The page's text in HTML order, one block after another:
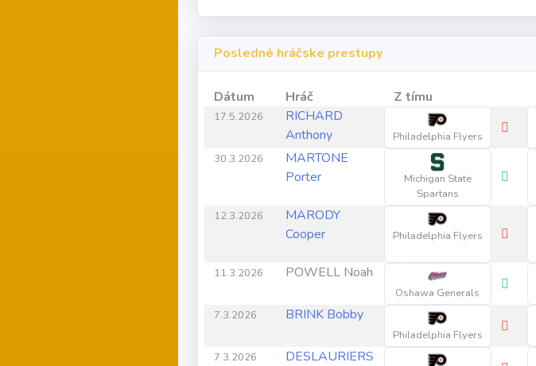
Posledné hráčske prestupy
Dátum Hráč Z tímu
17.5.2026
RICHARD
Anthony
Philadelphia Flyers
30.3.2026
MARTONE
Porter
Michigan State
Spartans
12.3.2026
MARODY
Cooper
Philadelphia Flyers
11.3.2026
POWELL Noah
Oshawa Generals
7.3.2026
BRINK Bobby
Philadelphia Flyers
7.3.2026
DESLAURIERS